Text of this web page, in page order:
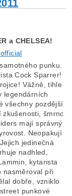
a CHELSEA!
punku.
Cock Sparrer!
Vážně, tihle
legendárních
všechny pozdější
šmrnc
mají správný
Neopakují
jedinečná
nadhled,
kytarista
nasměroval při
dobře, vzniklo
punkové